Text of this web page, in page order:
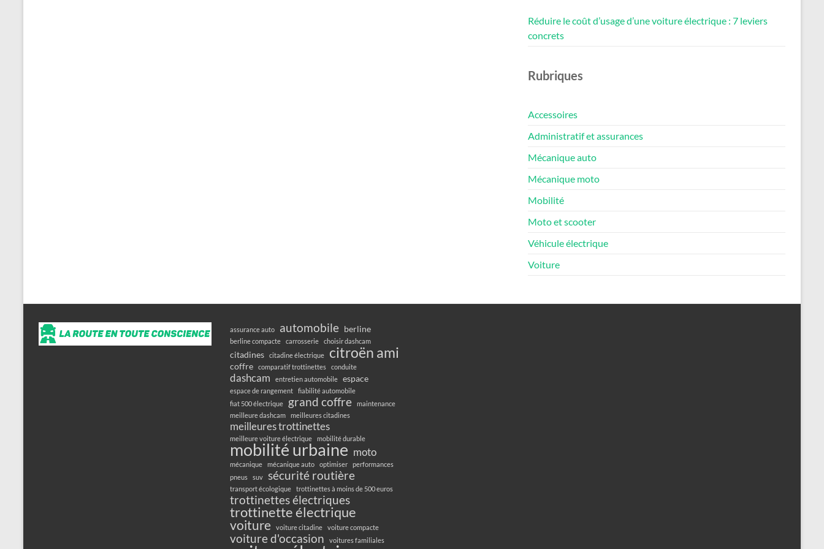
Réduire le coût d’usage d’une voiture électrique : 7 leviers
concrets
Rubriques
Accessoires
Administratif et assurances
Mécanique auto
Mécanique moto
Mobilité
Moto et scooter
Véhicule électrique
Voiture
assurance auto automobile berline
berline compacte carrosserie choisir dashcam
citadines citadine électrique citroën ami
coffre comparatif trottinettes conduite
dashcam entretien automobile espace
espace de rangement
fiabilité automobile
fiat 500 électrique
grand coffre
maintenance
meilleure dashcam
meilleures citadines
meilleures trottinettes
meilleure voiture électrique mobilité durable
mobilité urbaine moto
mécanique mécanique auto optimiser
performances
pneus
suv sécurité routière
transport écologique trottinettes à moins de 500 euros
trottinettes électriques
trottinette électrique
voiture voiture citadine voiture compacte
voiture d'occasion voitures familiales